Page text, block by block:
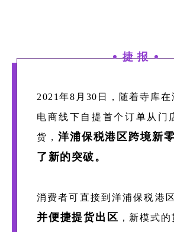
捷 报
2021年8月30日，随着寺库在
电商线下自提首个订单从门
货， 洋浦保税港区跨境新
了新的突破。
消费者可直接到洋浦保税港
并便捷提货出区 ，新模式